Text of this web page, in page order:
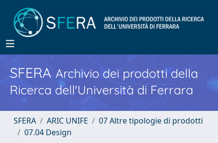
SFERA Archivio dei prodotti della
Ricerca dell'Università di Ferrara
SFERA ARIC UNIFE
07 Altre tipologie di prodotti
07.04 Design